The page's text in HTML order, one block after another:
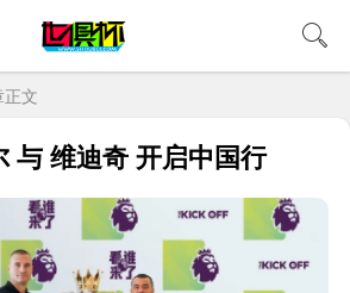
正文
与 维迪奇 开启中国行